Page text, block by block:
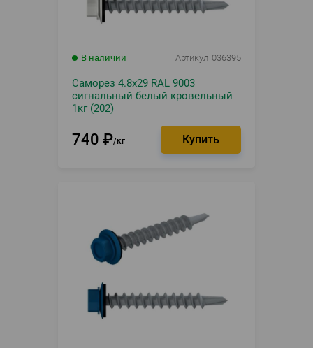
В наличии Артикул 036395
Саморез 4.8х29 RAL 9003
сигнальный белый кровельный
1кг (202)
740 ₽ кг